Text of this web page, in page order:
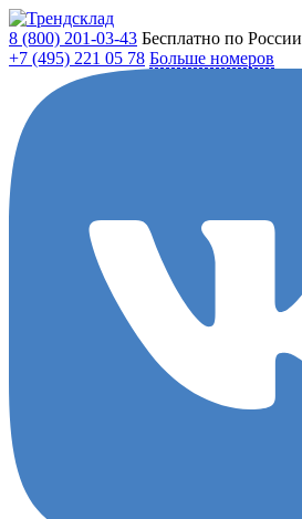
8 (800) 201-03-43 Бесплатно по России
+7 (495) 221 05 78 Больше номеров